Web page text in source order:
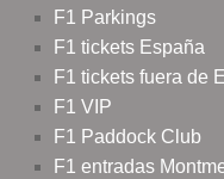
F1 Parkings
F1 tickets España
F1 tickets fuera de
F1 VIP
F1 Paddock Club
F1 entradas